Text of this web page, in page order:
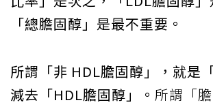
「總膽固醇」是最不重要。
所謂「非 HDL膽固醇」，就是
減去「HDL膽固醇」。 所謂「